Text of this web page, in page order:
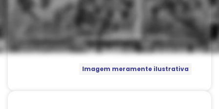
Imagem meramente ilustrativa